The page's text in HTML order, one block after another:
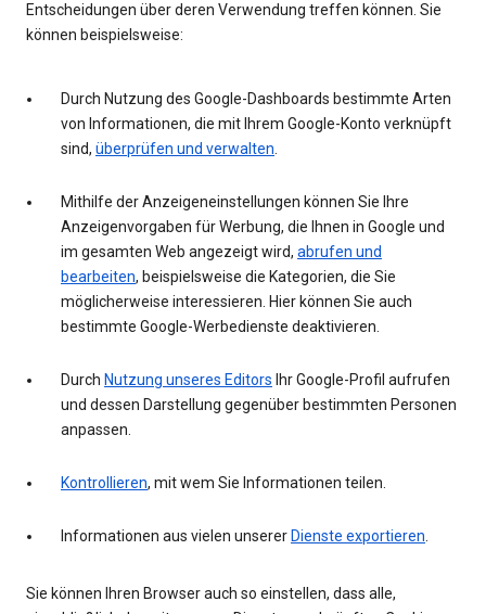
Entscheidungen über deren Verwendung treffen können. Sie
können beispielsweise:
Durch Nutzung des Google-Dashboards bestimmte Arten
von Informationen, die mit Ihrem Google-Konto verknüpft
sind, überprüfen und verwalten.
Mithilfe der Anzeigeneinstellungen können Sie Ihre
Anzeigenvorgaben für Werbung, die Ihnen in Google und
im gesamten Web angezeigt wird, abrufen und
bearbeiten, beispielsweise die Kategorien, die Sie
möglicherweise interessieren. Hier können Sie auch
bestimmte Google-Werbedienste deaktivieren.
Durch Nutzung unseres Editors Ihr Google-Profil aufrufen
und dessen Darstellung gegenüber bestimmten Personen
anpassen.
Kontrollieren, mit wem Sie Informationen teilen.
Informationen aus vielen unserer Dienste exportieren.
Sie können Ihren Browser auch so einstellen, dass alle,